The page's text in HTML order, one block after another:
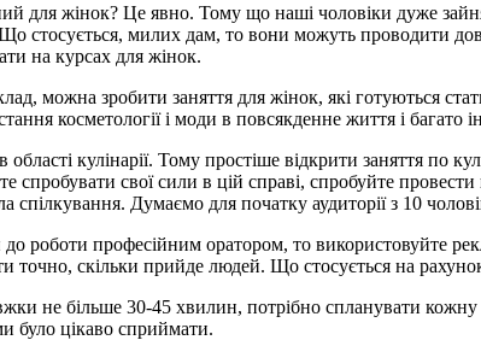
для жінок? Це явно. Тому що наші чоловіки дуже
стосується, милих дам, то вони можуть проводити
на курсах для жінок.
можна зробити заняття для жінок, які готуються
косметології і моди в повсякденне життя і
кулінарії. Тому простіше відкрити заняття по
спробувати свої сили в цій справі, спробуйте
спілкування. Думаємо для початку аудиторії з 10
роботи професійним оратором, то використовуйте
точно, скільки прийде людей. Що стосується на
не більше 30-45 хвилин, потрібно спланувати
було цікаво сприймати.